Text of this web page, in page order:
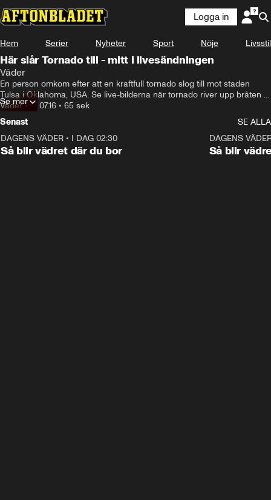
Logga in
Hem Serier Nyheter Sport Nöje Livsstil
Här slår Tornado till - mitt i livesändningen
Väder
En person omkom efter att en kraftfull tornado slog till mot staden
Tulsa i Oklahoma, USA. Se live-bilderna när tornado river upp bråten
från ett bostadsområde.
Väder• 15.07.16 • 65 sek
Se mer
Senast
SE ALLA
DAGENS VÄDER • I DAG 02:30
Så blir vädret där du bor
DAGENS
Så blir